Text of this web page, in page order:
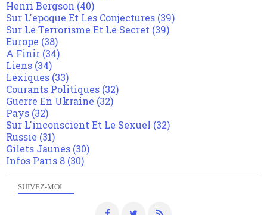
SUIVEZ-MOI
Henri Bergson (40)
Sur L'epoque Et Les Conjectures (39)
Sur Le Terrorisme Et Le Secret (39)
Europe (38)
A Finir (34)
Liens (34)
Lexiques (33)
Courants Politiques (32)
Guerre En Ukraine (32)
Pays (32)
Sur L'inconscient Et Le Sexuel (32)
Russie (31)
Gilets Jaunes (30)
Infos Paris 8 (30)